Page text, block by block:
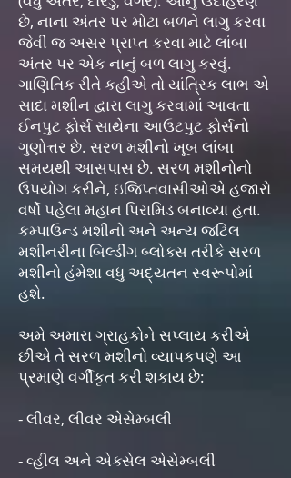
છે, નાના અંતર પર મોટા બળને લાગુ કરવા
જેવી જ અસર પ્રાપ્ત કરવા માટે લાંબા
અંતર પર એક નાનું બળ લાગુ કરવું.
ગાણિતિક રીતે કહીએ તો યાંત્રિક લાભ એ
સાદા મશીન દ્વારા લાગુ કરવામાં આવતા
ઈનપુટ ફોર્સ સાથેના આઉટપુટ ફોર્સનો
ગુણોત્તર છે. સરળ મશીનો ખૂબ લાંબા
સમયથી આસપાસ છે. સરળ મશીનોનો
ઉપયોગ કરીને, ઇજિપ્તવાસીઓએ હજારો
વર્ષો પહેલા મહાન પિરામિડ બનાવ્યા હતા.
કમ્પાઉન્ડ મશીનો અને અન્ય જટિલ
મશીનરીના બિલ્ડીંગ બ્લોક્સ તરીકે સરળ
મશીનો હંમેશા વધુ અદ્યતન સ્વરૂપોમાં
હશે.
અમે અમારા ગ્રાહકોને સપ્લાય કરીએ
છીએ તે સરળ મશીનો વ્યાપકપણે આ
પ્રમાણે વર્ગીકૃત કરી શકાય છે:
- લીવર, લીવર એસેમ્બલી
- વ્હીલ અને એક્સેલ એસેમ્બલી